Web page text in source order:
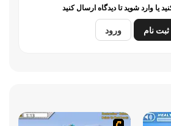
یا وارد شوید تا دیدگاه ارسال کنید
ثبت نام ورود